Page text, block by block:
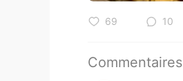
69 10
Commentaires